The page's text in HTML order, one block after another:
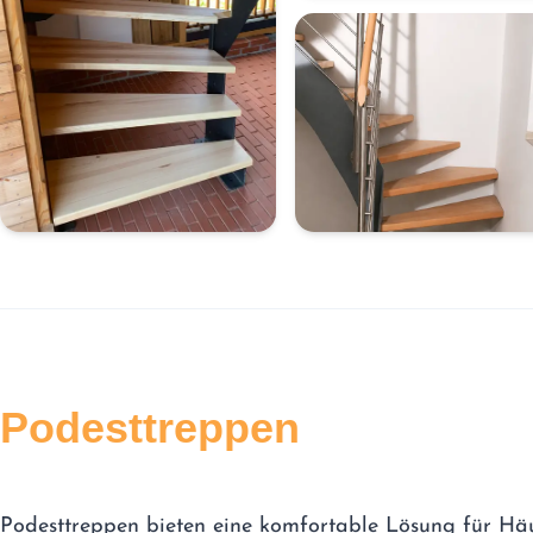
Podesttreppen
Podesttreppen bieten eine komfortable Lösung für